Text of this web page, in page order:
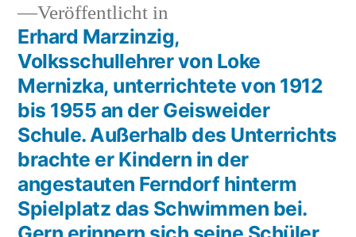
Veröffentlicht in
Erhard Marzinzig,
Volksschullehrer von Loke
Mernizka, unterrichtete von 1912
bis 1955 an der Geisweider
Schule. Außerhalb des Unterrichts
brachte er Kindern in der
angestauten Ferndorf hinterm
Spielplatz das Schwimmen bei.